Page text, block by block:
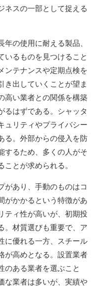
ネスの一部として捉える
の使用に耐える製品、
いるものを見つけること
ンテナンスや定期点検を
き出していくことが望ま
高い業者との関係を構築
るはずである。シャッタ
ュリティやプライバシー
る。外部からの侵入を防
するため、多くの人がそ
とが求められる。
があり、手動のものはコ
がかかるという特徴があ
ティ性が高いが、初期投
。材質選びも重要で、ア
に優れる一方、スチール
が高めとなる。設置業者
のある業者を選ぶこと
な業者は多いが、実績や